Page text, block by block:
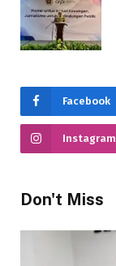
Facebook
Instagram
Don't Miss